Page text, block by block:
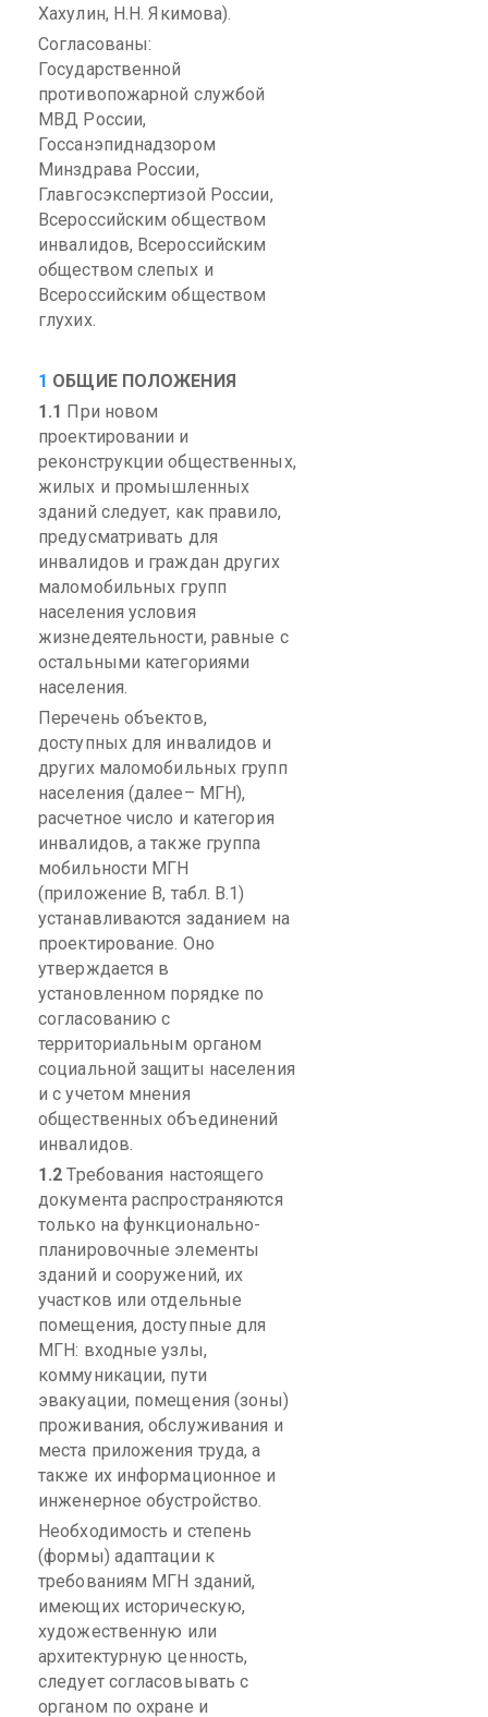
Хахулин, Н.Н. Якимова).
Согласованы:
Государственной
противопожарной службой
МВД России,
Госсанэпиднадзором
Минздрава России,
Главгосэкспертизой России,
Всероссийским обществом
инвалидов, Всероссийским
обществом слепых и
Всероссийским обществом
глухих.
1 ОБЩИЕ ПОЛОЖЕНИЯ
1.1 При новом
проектировании и
реконструкции общественных,
жилых и промышленных
зданий следует, как правило,
предусматривать для
инвалидов и граждан других
маломобильных групп
населения условия
жизнедеятельности, равные с
остальными категориями
населения.
Перечень объектов,
доступных для инвалидов и
других маломобильных групп
населения (далее– МГН),
расчетное число и категория
инвалидов, а также группа
мобильности МГН
(приложение В, табл. В.1)
устанавливаются заданием на
проектирование. Оно
утверждается в
установленном порядке по
согласованию с
территориальным органом
социальной защиты населения
и с учетом мнения
общественных объединений
инвалидов.
1.2 Требования настоящего
документа распространяются
только на функционально-
планировочные элементы
зданий и сооружений, их
участков или отдельные
помещения, доступные для
МГН: входные узлы,
коммуникации, пути
эвакуации, помещения (зоны)
проживания, обслуживания и
места приложения труда, а
также их информационное и
инженерное обустройство.
Необходимость и степень
(формы) адаптации к
требованиям МГН зданий,
имеющих историческую,
художественную или
архитектурную ценность,
следует согласовывать с
органом по охране и